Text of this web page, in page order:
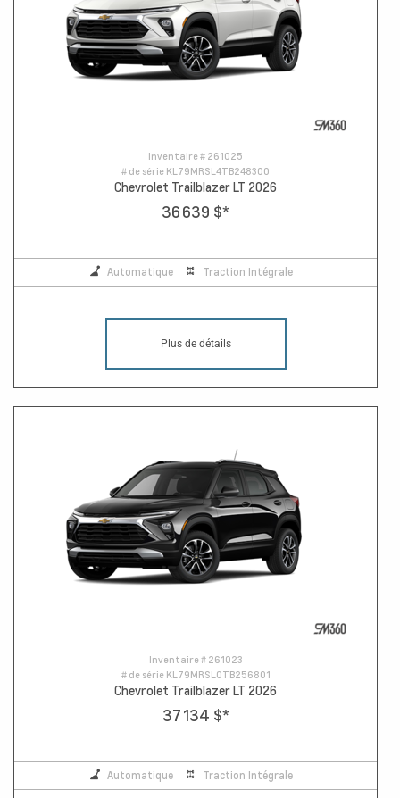
Inventaire # 261025
# de série KL79MRSL4TB248300
Chevrolet Trailblazer LT 2026
36 639 $*
Automatique Traction Intégrale
Plus de détails
Inventaire # 261023
# de série KL79MRSL0TB256801
Chevrolet Trailblazer LT 2026
37 134 $*
Automatique Traction Intégrale